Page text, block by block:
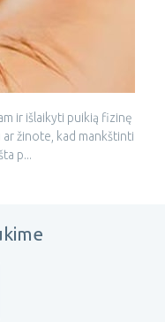
ir išlaikyti puikią fizinę
žinote, kad mankštinti
p...